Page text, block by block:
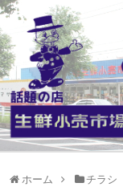
ホーム チラシ